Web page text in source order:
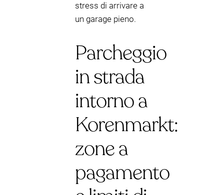
stress di arrivare a
un garage pieno.
Parcheggio
in strada
intorno a
Korenmarkt:
zone a
pagamento